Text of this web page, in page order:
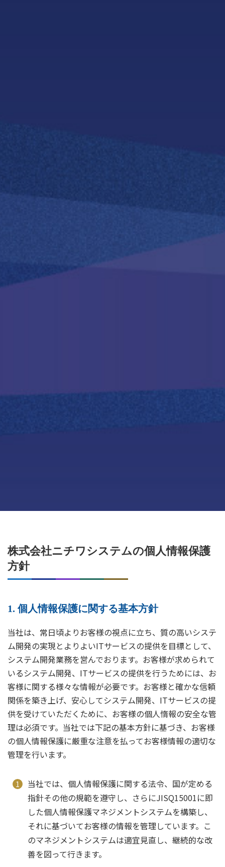
株式会社ニチワシステムの個人情報保護
方針
1. 個人情報保護に関する基本方針
当社は、常日頃よりお客様の視点に立ち、質の高いシステ
ム開発の実現とよりよいITサービスの提供を目標として、
システム開発業務を営んでおります。お客様が求められて
いるシステム開発、ITサービスの提供を行うためには、お
客様に関する様々な情報が必要です。お客様と確かな信頼
関係を築き上げ、安心してシステム開発、ITサービスの提
供を受けていただくために、お客様の個人惰報の安全な管
理は必須です。当社では下記の基本方針に基づき、お客様
の個人情報保護に厳重な注意を払ってお客様情報の適切な
管理を行います。
当社では、個人情報保護に関する法令、国が定める
指針その他の規範を遵守し、さらにJISQ15001に即
した個人情報保護マネジメントシステムを構築し、
それに基づいてお客様の情報を管理しています。こ
のマネジメントシステムは適宜見直し、継続的な改
善を図って行きます。